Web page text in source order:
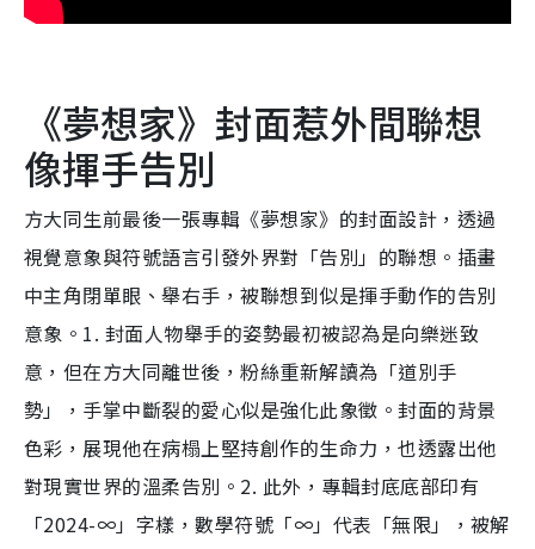
《夢想家》封面惹外間聯想
像揮手告別
方大同生前最後一張專輯《夢想家》的封面設計，透過
視覺意象與符號語言引發外界對「告別」的聯想。插畫
中主角閉單眼、舉右手，被聯想到似是揮手動作的告別
意象。1. 封面人物舉手的姿勢最初被認為是向樂迷致
意，但在方大同離世後，粉絲重新解讀為「道別手
勢」，手掌中斷裂的愛心似是強化此象徵。封面的背景
色彩，展現他在病榻上堅持創作的生命力，也透露出他
對現實世界的溫柔告別。2. 此外，專輯封底底部印有
「2024-∞」字樣，數學符號「∞」代表「無限」，被解